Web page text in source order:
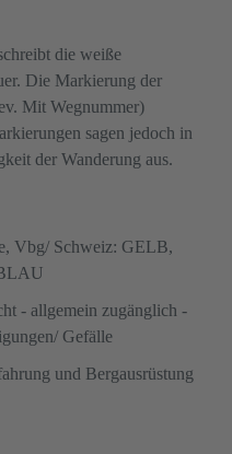
die weiße
Die Markierung der
Mit Wegnummer)
sagen jedoch in
der Wanderung aus.
Vbg/ Schweiz: GELB,
- allgemein zugänglich -
Gefälle
und Bergausrüstung